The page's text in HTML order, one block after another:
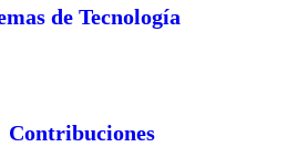
de Tecnología
Contribuciones